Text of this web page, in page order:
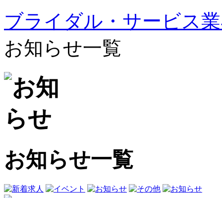
ブライダル・サービス
お知らせ一覧
お知らせ一覧